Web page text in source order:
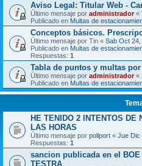
Aviso Legal: Titular Web -
Último mensaje por administrador«
Publicado en Multas de
Conceptos básicos.
Último mensaje por Tin « Sab Oct
Publicado en Multas de
Respuestas: 1
Tabla de puntos y multas
Último mensaje por administrador«
Publicado en Multas de
HE TENIDO 2 INTENTOS DE
LAS HORAS
Último mensaje por poliport « Jue Dic
Respuestas: 1
sancion publicada en el
TESTRA